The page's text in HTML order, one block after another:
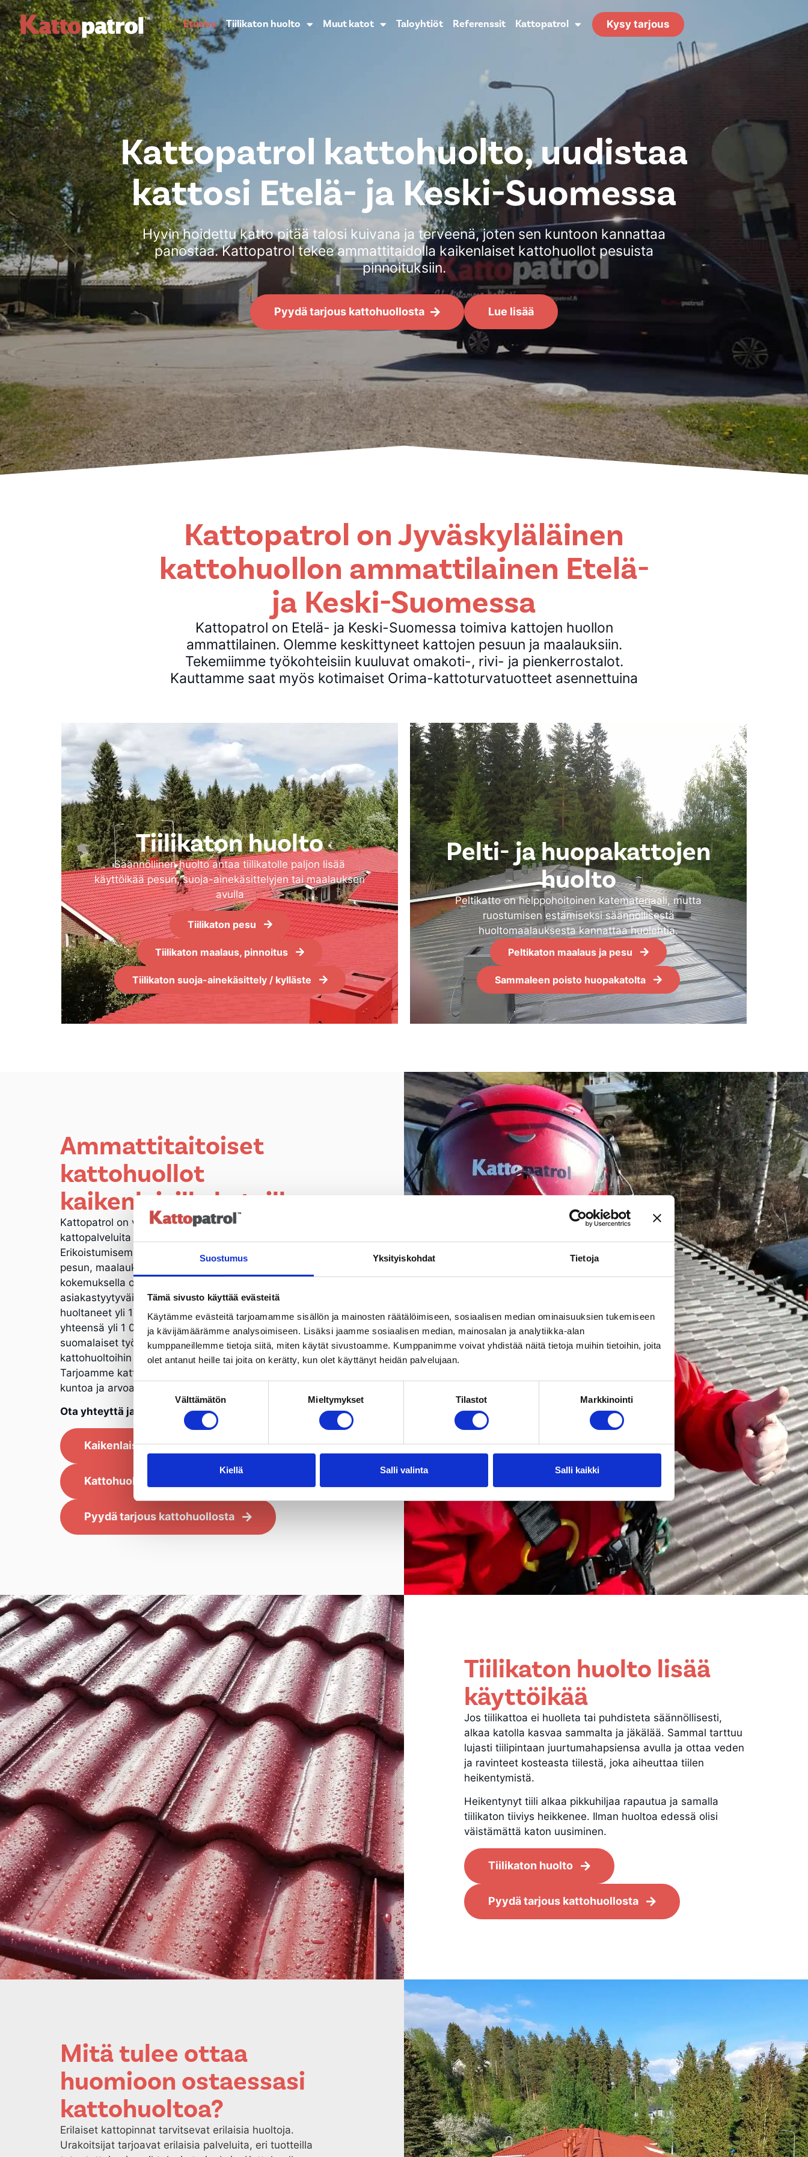
Suostumus Yksityiskohdat Tietoja
Tämä sivusto käyttää evästeitä
Käytämme evästeitä tarjoamamme sisällön ja mainosten räätälöimiseen, sosiaalisen median ominaisuuksien tukemiseen
ja kävijämäärämme analysoimiseen. Lisäksi jaamme sosiaalisen median, mainosalan ja analytiikka-alan
kumppaneillemme tietoja siitä, miten käytät sivustoamme. Kumppanimme voivat yhdistää näitä tietoja muihin tietoihin, joita
olet antanut heille tai joita on kerätty, kun olet käyttänyt heidän palvelujaan.
Suostumuksen
Välttämätön Mieltymykset Tilastot Markkinointi
Kiellä Salli valinta Salli kaikki
Etusivu Tiilikaton huolto Muut katot Taloyhtiöt Referenssit Kattopatrol Kysy tarjous
Kattopatrol kattohuolto, uudistaa
kattosi Etelä- ja Keski-Suomessa
Hyvin hoidettu katto pitää talosi kuivana ja terveenä, joten sen kuntoon kannattaa
panostaa. Kattopatrol tekee ammattitaidolla kaikenlaiset kattohuollot pesuista
pinnoituksiin.
Pyydä tarjous kattohuollosta Lue lisää
Kattopatrol on Jyväskyläläinen
kattohuollon ammattilainen Etelä-
ja Keski-Suomessa
Kattopatrol on Etelä- ja Keski-Suomessa toimiva kattojen huollon
ammattilainen. Olemme keskittyneet kattojen pesuun ja maalauksiin.
Tekemiimme työkohteisiin kuuluvat omakoti-, rivi- ja pienkerrostalot.
Kauttamme saat myös kotimaiset Orima-kattoturvatuotteet asennettuina
Tiilikaton huolto
Säännöllinen huolto antaa tiilikatolle paljon lisää
käyttöikää pesun, suoja-ainekäsittelyjen tai maalauksen
avulla
Tiilikaton pesu
Tiilikaton maalaus, pinnoitus
Tiilikaton suoja-ainekäsittely / kylläste
Pelti- ja huopakattojen
huolto
Peltikatto on helppohoitoinen katemateriaali, mutta
ruostumisen estämiseksi säännöllisestä
huoltomaalauksesta kannattaa huolehtia.
Peltikaton maalaus ja pesu
Sammaleen poisto huopakatolta
Ammattitaitoiset
kattohuollot
kaikenlaisille katoille
Kattopatrol on vuonna 2006 perustettu yritys, joka tarjoaa
kattopalveluita Keski- ja Etelä-Suomessa.
Erikoistumisemme kattaa tiilikattojen ja peltikattojen
pesun, maalauksen ja pinnoituksen. 20 kesän
kokemuksella olemme alamme luotettavimpia yrityksiä, ja
asiakastyytyväisyys on meille ensisijainen tavoite. Olemme
huoltaneet yli 1700 omakotitaloa ja lähes 450 taloyhtiötä,
yhteensä yli 1 000 000 kattoneliömetriä. Pitkäaikaiset
suomalaiset työntekijämme ovat kokeneita ja
kattohuoltoihin koulutettuja.
Tarjoamme kattopalveluita, jotka parantavat kiinteistösi
kuntoa ja arvoa.
Ota yhteyttä ja anna meidän auttaa sinua!
Kaikenlaisten kattojen huolto
Kattohuoltopalvelut taloyhtiöille
Pyydä tarjous kattohuollosta
Tiilikaton huolto lisää
käyttöikää
Jos tiilikattoa ei huolleta tai puhdisteta säännöllisesti,
alkaa katolla kasvaa sammalta ja jäkälää. Sammal tarttuu
lujasti tiilipintaan juurtumahapsiensa avulla ja ottaa veden
ja ravinteet kosteasta tiilestä, joka aiheuttaa tiilen
heikentymistä.
Heikentynyt tiili alkaa pikkuhiljaa rapautua ja samalla
tiilikaton tiiviys heikkenee. Ilman huoltoa edessä olisi
väistämättä katon uusiminen.
Tiilikaton huolto
Pyydä tarjous kattohuollosta
Mitä tulee ottaa
huomioon ostaessasi
kattohuoltoa?
Erilaiset kattopinnat tarvitsevat erilaisia huoltoja.
Urakoitsijat tarjoavat erilaisia palveluita, eri tuotteilla